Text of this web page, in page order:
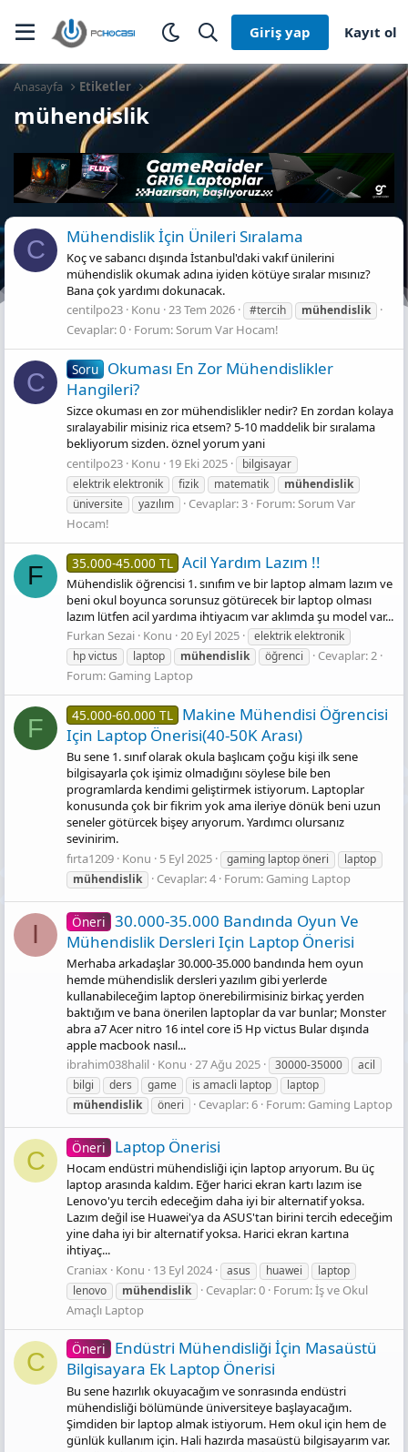
Giriş yap Kayıt ol
Anasayfa Etiketler
mühendislik
C Mühendislik İçin Ünileri Sıralama
Koç ve sabancı dışında İstanbul'daki vakıf ünilerini
mühendislik okumak adına iyiden kötüye sıralar mısınız?
Bana çok yardımı dokunacak.
centilpo23 Konu 23 Tem 2026 #tercih mühendislik
Cevaplar: 0 Forum:Sorum Var Hocam!
C Soru Okuması En Zor Mühendislikler
Hangileri?
Sizce okuması en zor mühendislikler nedir? En zordan kolaya
sıralayabilir misiniz rica etsem? 5-10 maddelik bir sıralama
bekliyorum sizden. öznel yorum yani
centilpo23 Konu 19 Eki 2025
bilgisayar
elektrik elektronik
fizik matematik
mühendislik
üniversite
yazılım Cevaplar: 3 Forum:Sorum Var
Hocam!
F 35.000-45.000 TL Acil Yardım Lazım !!
Mühendislik öğrencisi 1. sınıfım ve bir laptop almam lazım ve
beni okul boyunca sorunsuz götürecek bir laptop olması
lazım lütfen acil yardıma ihtiyacım var aklımda şu model var...
Furkan Sezai Konu 20 Eyl 2025
elektrik elektronik
hp victus
laptop mühendislik öğrenci
Cevaplar: 2
Forum: Gaming Laptop
F 45.000-60.000 TL Makine Mühendisi Öğrencisi
Için Laptop Önerisi(40-50K Arası)
Bu sene 1. sınıf olarak okula başlıcam çoğu kişi ilk sene
bilgisayarla çok işimiz olmadığını söylese bile ben
programlarda kendimi geliştirmek istiyorum. Laptoplar
konusunda çok bir fikrim yok ama ileriye dönük beni uzun
seneler götürcek bişey arıyorum. Yardımcı olursanız
sevinirim.
fırta1209 Konu 5 Eyl 2025 gaming laptop öneri
laptop
mühendislik
Cevaplar: 4 Forum: Gaming Laptop
I Öneri 30.000-35.000 Bandında Oyun Ve
Mühendislik Dersleri Için Laptop Önerisi
Merhaba arkadaşlar 30.000-35.000 bandında hem oyun
hemde mühendislik dersleri yazılım gibi yerlerde
kullanabileceğim laptop önerebilirmisiniz birkaç yerden
baktığım ve bana önerilen laptoplar da var bunlar; Monster
abra a7 Acer nitro 16 intel core i5 Hp victus Bular dışında
apple macbook nasıl...
ibrahim038halil Konu 27 Ağu 2025 30000-35000
acil
bilgi
ders game is amacli laptop
laptop
mühendislik
öneri Cevaplar: 6 Forum: Gaming Laptop
C Öneri Laptop Önerisi
Hocam endüstri mühendisliği için laptop arıyorum. Bu üç
laptop arasında kaldım. Eğer harici ekran kartı lazım ise
Lenovo'yu tercih edeceğim daha iyi bir alternatif yoksa.
Lazım değil ise Huawei'ya da ASUS'tan birini tercih edeceğim
yine daha iyi bir alternatif yoksa. Harici ekran kartına
ihtiyaç...
Craniax
Konu 13 Eyl 2024 asus huawei
laptop
lenovo
mühendislik Cevaplar: 0 Forum:İş ve Okul
Amaçlı Laptop
C Öneri Endüstri Mühendisliği İçin Masaüstü
Bilgisayara Ek Laptop Önerisi
Bu sene hazırlık okuyacağım ve sonrasında endüstri
mühendisliği bölümünde üniversiteye başlayacağım.
Şimdiden bir laptop almak istiyorum. Hem okul için hem de
günlük kullanım için. Hali hazırda masaüstü bilgisayarım var.